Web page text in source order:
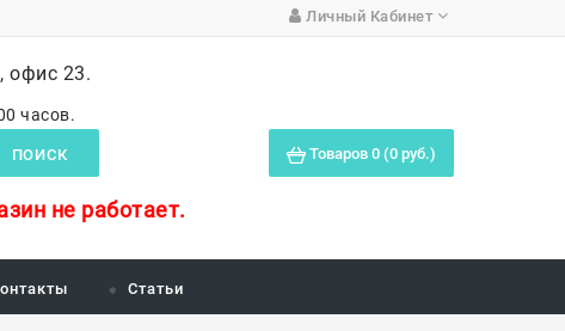
Личный Кабинет
офис 23.
часов.
ПОИСК Товаров 0 (0 руб.)
не работает.
Статьи